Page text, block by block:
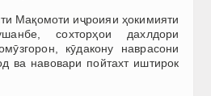
Мақомоти иҷроияи ҳокимияти
сохторҳои дахлдори
кӯдакону наврасони
ва навовари пойтахт иштирок